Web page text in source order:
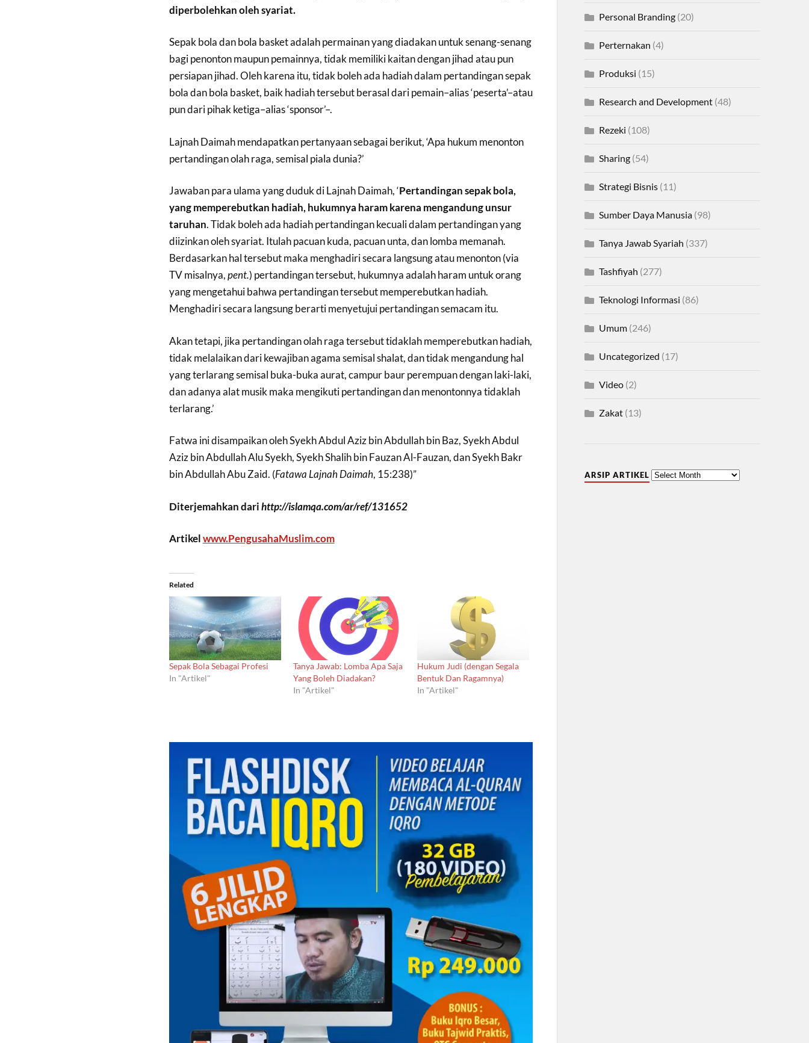
diperbolehkan oleh syariat.
Sepak bola dan bola basket adalah permainan yang diadakan untuk senang-senang
bagi penonton maupun pemainnya, tidak memiliki kaitan dengan jihad atau pun
persiapan jihad. Oleh karena itu, tidak boleh ada hadiah dalam pertandingan sepak
bola dan bola basket, baik hadiah tersebut berasal dari pemain–alias ‘peserta’–atau
pun dari pihak ketiga–alias ‘sponsor’–.
Lajnah Daimah mendapatkan pertanyaan sebagai berikut, ‘Apa hukum menonton
pertandingan olah raga, semisal piala dunia?’
Jawaban para ulama yang duduk di Lajnah Daimah, ‘Pertandingan sepak bola,
yang memperebutkan hadiah, hukumnya haram karena mengandung unsur
taruhan. Tidak boleh ada hadiah pertandingan kecuali dalam pertandingan yang
diizinkan oleh syariat. Itulah pacuan kuda, pacuan unta, dan lomba memanah.
Berdasarkan hal tersebut maka menghadiri secara langsung atau menonton (via
TV misalnya,pent.) pertandingan tersebut, hukumnya adalah haram untuk orang
yang mengetahui bahwa pertandingan tersebut memperebutkan hadiah.
Menghadiri secara langsung berarti menyetujui pertandingan semacam itu.
Akan tetapi, jika pertandingan olah raga tersebut tidaklah memperebutkan hadiah,
tidak melalaikan dari kewajiban agama semisal shalat, dan tidak mengandung hal
yang terlarang semisal buka-buka aurat, campur baur perempuan dengan laki-laki,
dan adanya alat musik maka mengikuti pertandingan dan menontonnya tidaklah
terlarang.’
Fatwa ini disampaikan oleh Syekh Abdul Aziz bin Abdullah bin Baz, Syekh Abdul
Aziz bin Abdullah Alu Syekh, Syekh Shalih bin Fauzan Al-Fauzan, dan Syekh Bakr
bin Abdullah Abu Zaid. (Fatawa Lajnah Daimah, 15:238)”
Diterjemahkan darihttp://islamqa.com/ar/ref/131652
Artikelwww.PengusahaMuslim.com
Related
Sepak Bola Sebagai Profesi
In "Artikel"
Tanya Jawab: Lomba Apa Saja
Yang Boleh Diadakan?
In "Artikel"
Hukum Judi (dengan Segala
Bentuk Dan Ragamnya)
In "Artikel"
Personal Branding(20)
Perternakan (4)
Produksi (15)
Research and Development(48)
Rezeki (108)
Sharing(54)
Strategi Bisnis(11)
Sumber Daya Manusia(98)
Tanya Jawab Syariah (337)
Tashfiyah (277)
Teknologi Informasi (86)
Umum(246)
Uncategorized (17)
Video(2)
Zakat(13)
ARSIP ARTIKEL